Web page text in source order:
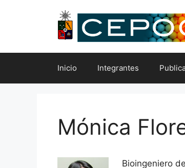
Inicio Integrantes
Mónica
Bioingeniero